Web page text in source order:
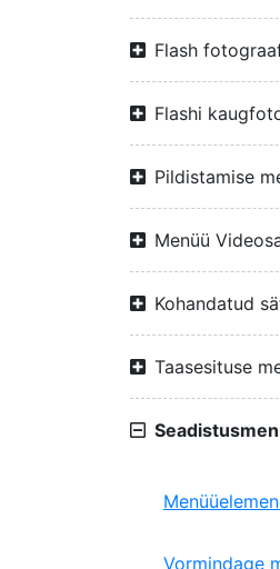
Flash
Flashi
Pildistamise
Menüü
Kohandatud
Taasesituse
Vormindage